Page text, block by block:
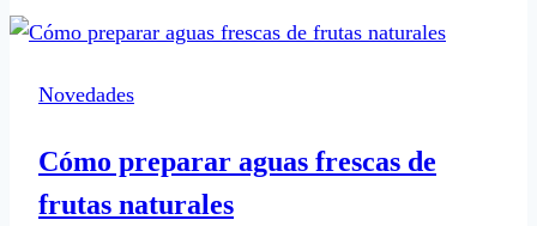
Novedades
Cómo preparar aguas frescas de
frutas naturales